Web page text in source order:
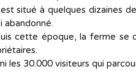
situé à quelques dizaines
abandonné.
cette époque, la ferme se
les 30.000 visiteurs qui